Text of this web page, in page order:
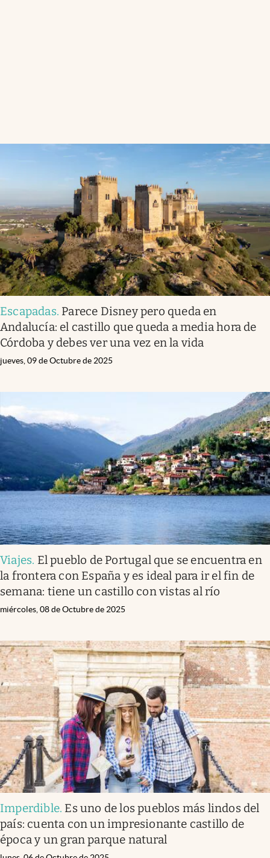
Escapadas. Parece Disney pero queda en
Andalucía: el castillo que queda a media hora de
Córdoba y debes ver una vez en la vida
jueves, 09 de Octubre de 2025
Viajes. El pueblo de Portugal que se encuentra en
la frontera con España y es ideal para ir el fin de
semana: tiene un castillo con vistas al río
miércoles, 08 de Octubre de 2025
Imperdible. Es uno de los pueblos más lindos del
país: cuenta con un impresionante castillo de
época y un gran parque natural